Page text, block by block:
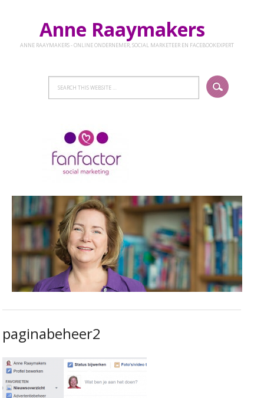
Anne Raaymakers
ANNE RAAYMAKERS - ONLINE ONDERNEMER, SOCIAL MARKETEER EN FACEBOOKEXPERT
paginabeheer2